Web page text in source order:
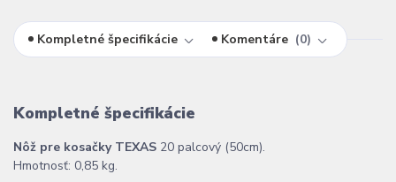
Kompletné špecifikácie Komentáre 0
Kompletné špecifikácie
Nôž pre kosačky TEXAS 20 palcový (50cm).
Hmotnosť: 0,85 kg.